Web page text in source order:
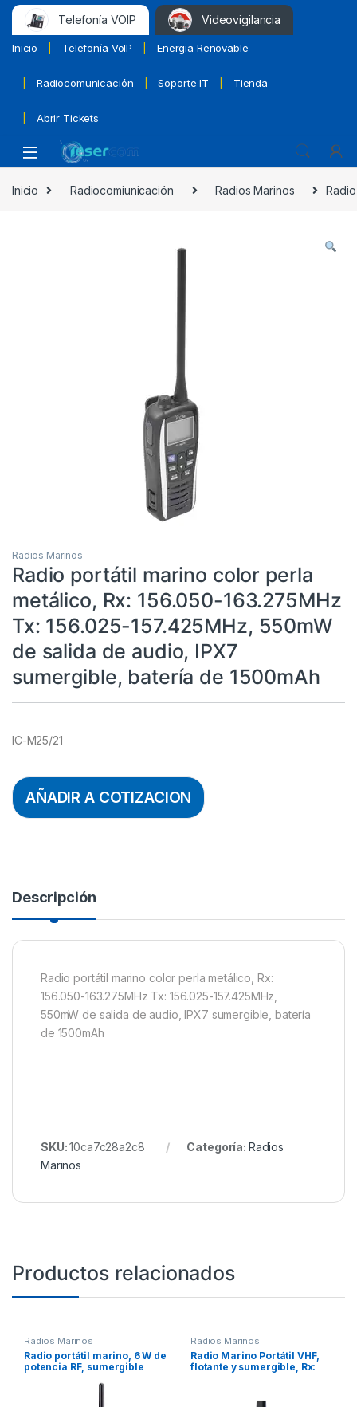
Telefonía VOIP Videovigilancia
Inicio Telefonía VoIP Energia Renovable
Radiocomunicación Soporte IT Tienda
Abrir Tickets
Inicio Radiocomiunicación Radios Marinos
Radios Marinos
Radio portátil marino color perla
metálico, Rx: 156.050-163.275MHz
Tx: 156.025-157.425MHz, 550mW
de salida de audio, IPX7
sumergible, batería de 1500mAh
IC-M25/21
AÑADIR A COTIZACION
Descripción
Radio portátil marino color perla metálico, Rx:
156.050-163.275MHz Tx: 156.025-157.425MHz,
550mW de salida de audio, IPX7 sumergible, batería
de 1500mAh
SKU:10ca7c28a2c8 Categoría: Radios
Marinos
Productos relacionados
Radios Marinos
Radio portátil marino, 6 W de
potencia RF, sumergible
audio, rango de frecuencia
Tx:156.025-157.425MHz,
Radios Marinos
Radio Marino Portátil VHF,
flotante y sumergible, Rx:
cumple con los canales